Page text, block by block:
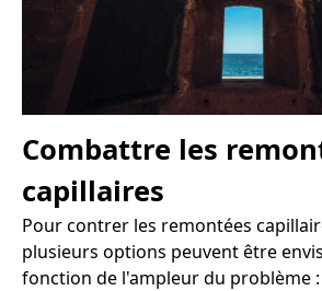
Combattre les
capillaires
Pour contrer les remontées
plusieurs options peuvent être
fonction de l'ampleur du problème :